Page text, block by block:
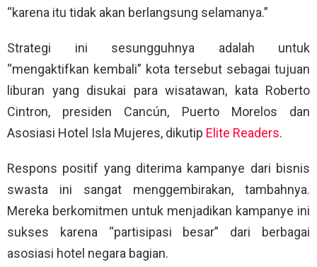
“karena itu tidak akan berlangsung selamanya.”
Strategi ini sesungguhnya adalah untuk
“mengaktifkan kembali” kota tersebut sebagai tujuan
liburan yang disukai para wisatawan, kata Roberto
Cintron, presiden Cancún, Puerto Morelos dan
Asosiasi Hotel Isla Mujeres, dikutip Elite Readers.
Respons positif yang diterima kampanye dari bisnis
swasta ini sangat menggembirakan, tambahnya.
Mereka berkomitmen untuk menjadikan kampanye ini
sukses karena “partisipasi besar” dari berbagai
asosiasi hotel negara bagian.